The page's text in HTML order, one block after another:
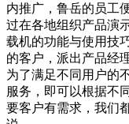
内推广，鲁岳的员工
过在各地组织产品演
载机的功能与使用技
的客户，派出产品经
为了满足不同用户的
服务，即可以根据不
要客户有需求，我们